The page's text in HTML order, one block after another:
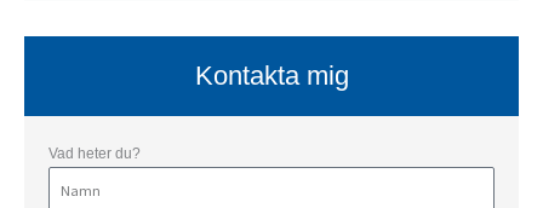
Kontakta mig
Vad heter du?